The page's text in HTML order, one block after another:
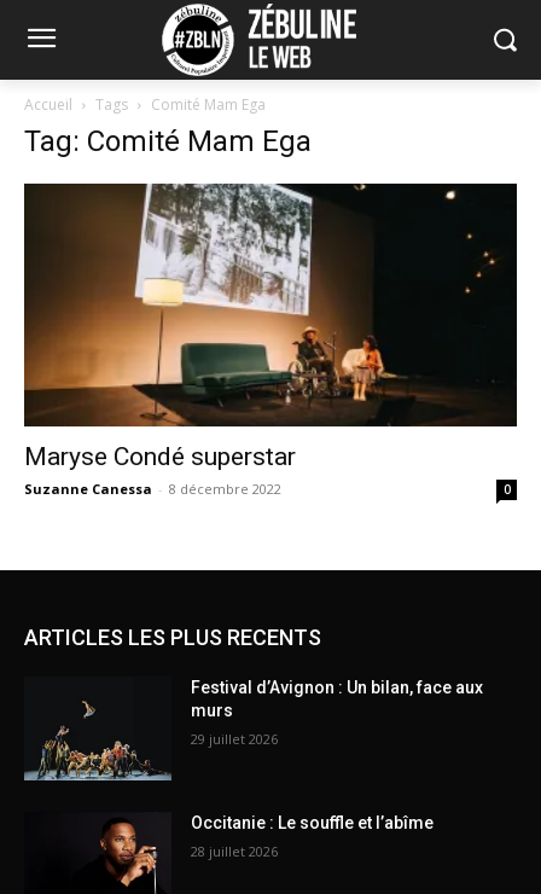
Accueil Tags Comité Mam Ega
Tag: Comité Mam Ega
Maryse Condé superstar
Suzanne Canessa - 8 décembre 2022 0
ARTICLES LES PLUS RECENTS
Festival d’Avignon : Un bilan, face aux
murs
29 juillet 2026
Occitanie : Le souffle et l’abîme
28 juillet 2026